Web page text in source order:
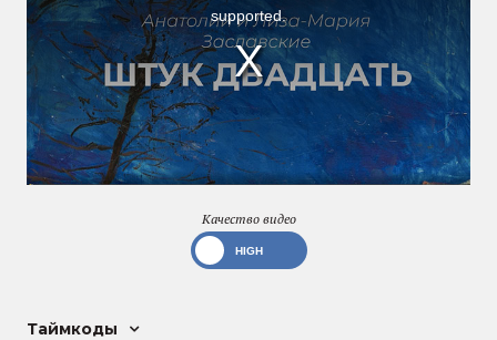
window.
supported.
Таймкоды
Качество видео